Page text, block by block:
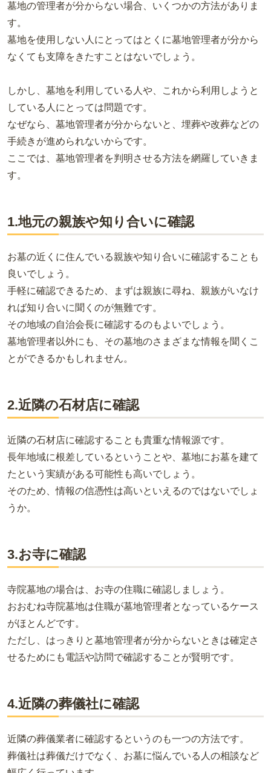
墓地の管理者が分からない場合、いくつかの方法がありま
す。
墓地を使用しない人にとってはとくに墓地管理者が分から
なくても支障をきたすことはないでしょう。
しかし、墓地を利用している人や、これから利用しようと
している人にとっては問題です。
なぜなら、墓地管理者が分からないと、埋葬や改葬などの
手続きが進められないからです。
ここでは、墓地管理者を判明させる方法を網羅していきま
す。
1.地元の親族や知り合いに確認
お墓の近くに住んでいる親族や知り合いに確認することも
良いでしょう。
手軽に確認できるため、まずは親族に尋ね、親族がいなけ
れば知り合いに聞くのが無難です。
その地域の自治会長に確認するのもよいでしょう。
墓地管理者以外にも、その墓地のさまざまな情報を聞くこ
とができるかもしれません。
2.近隣の石材店に確認
近隣の石材店に確認することも貴重な情報源です。
長年地域に根差しているということや、墓地にお墓を建て
たという実績がある可能性も高いでしょう。
そのため、情報の信憑性は高いといえるのではないでしょ
うか。
3.お寺に確認
寺院墓地の場合は、お寺の住職に確認しましょう。
おおむね寺院墓地は住職が墓地管理者となっているケース
がほとんどです。
ただし、はっきりと墓地管理者が分からないときは確定さ
せるためにも電話や訪問で確認することが賢明です。
4.近隣の葬儀社に確認
近隣の葬儀業者に確認するというのも一つの方法です。
葬儀社は葬儀だけでなく、お墓に悩んでいる人の相談など